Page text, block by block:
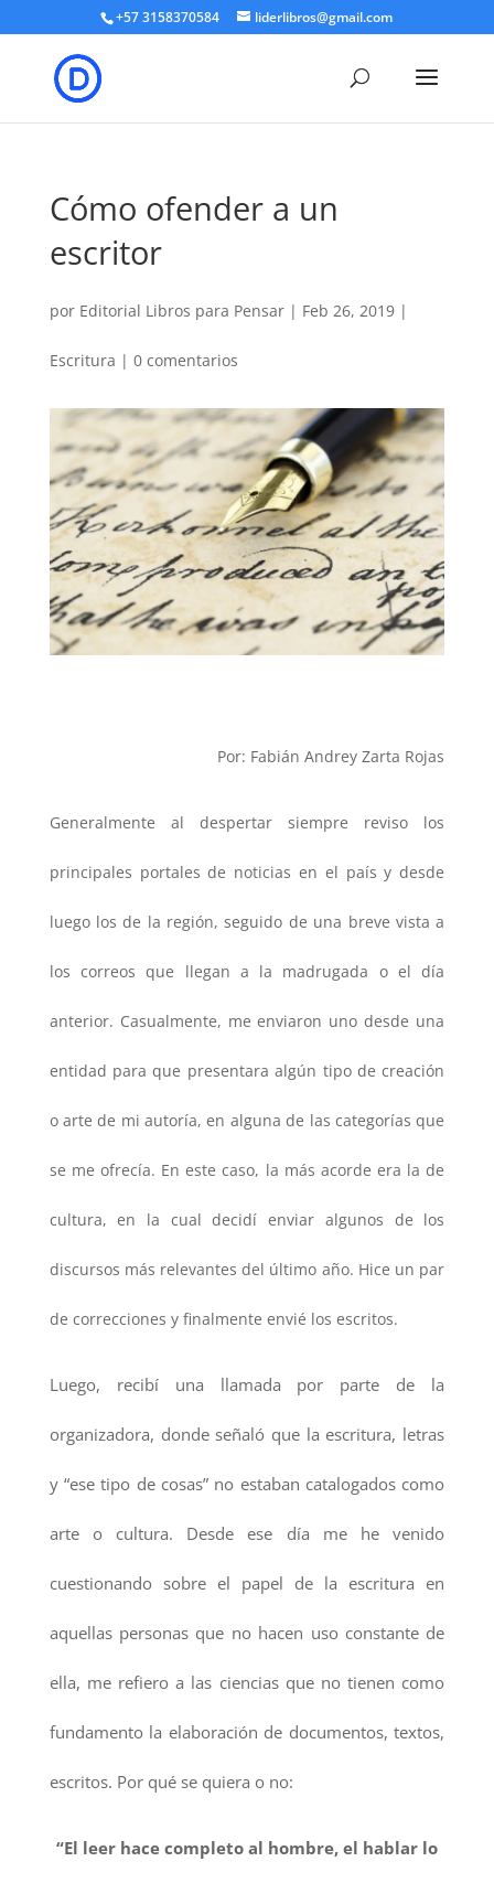
+57 3158370584 liderlibros@gmail.com
Cómo ofender a un
escritor
por Editorial Libros para Pensar| Feb 26, 2019|
Escritura | 0 comentarios
Por: Fabián Andrey Zarta Rojas
Generalmente al despertar siempre reviso los
principales portales de noticias en el país y desde
luego los de la región, seguido de una breve vista a
los correos que llegan a la madrugada o el día
anterior. Casualmente, me enviaron uno desde una
entidad para que presentara algún tipo de creación
o arte de mi autoría, en alguna de las categorías que
se me ofrecía. En este caso, la más acorde era la de
cultura, en la cual decidí enviar algunos de los
discursos más relevantes del último año. Hice un par
de correcciones y finalmente envié los escritos.
Luego, recibí una llamada por parte de la
organizadora, donde señaló que la escritura, letras
y “ese tipo de cosas” no estaban catalogados como
arte o cultura. Desde ese día me he venido
cuestionando sobre el papel de la escritura en
aquellas personas que no hacen uso constante de
ella, me refiero a las ciencias que no tienen como
fundamento la elaboración de documentos, textos,
escritos. Por qué se quiera o no:
“El leer hace completo al hombre, el hablar lo